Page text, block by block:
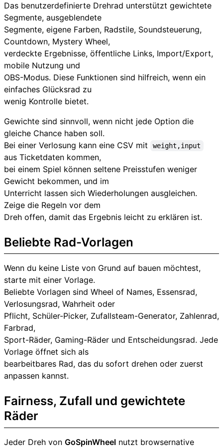
Das benutzerdefinierte Drehrad unterstützt gewichtete
Segmente, ausgeblendete
Segmente, eigene Farben, Radstile, Soundsteuerung,
Countdown, Mystery Wheel,
verdeckte Ergebnisse, öffentliche Links, Import/Export,
mobile Nutzung und
OBS-Modus. Diese Funktionen sind hilfreich, wenn ein
einfaches Glücksrad zu
wenig Kontrolle bietet.
Gewichte sind sinnvoll, wenn nicht jede Option die
gleiche Chance haben soll.
Bei einer Verlosung kann eine CSV mit
weight,input
aus Ticketdaten kommen,
bei einem Spiel können seltene Preisstufen weniger
Gewicht bekommen, und im
Unterricht lassen sich Wiederholungen ausgleichen.
Zeige die Regeln vor dem
Dreh offen, damit das Ergebnis leicht zu erklären ist.
Beliebte Rad-Vorlagen
Wenn du keine Liste von Grund auf bauen möchtest,
starte mit einer Vorlage.
Beliebte Vorlagen sind Wheel of Names, Essensrad,
Verlosungsrad, Wahrheit oder
Pflicht, Schüler-Picker, Zufallsteam-Generator, Zahlenrad,
Farbrad,
Sport-Räder, Gaming-Räder und Entscheidungsrad. Jede
Vorlage öffnet sich als
bearbeitbares Rad, das du sofort drehen oder zuerst
anpassen kannst.
Fairness, Zufall und gewichtete
Räder
Jeder Dreh von GoSpinWheel nutzt browsernative